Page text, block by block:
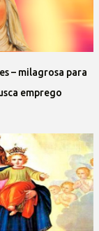
– milagrosa para
emprego